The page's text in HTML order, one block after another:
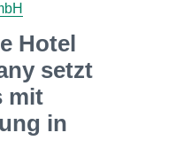
Hotel
setzt
mit
in